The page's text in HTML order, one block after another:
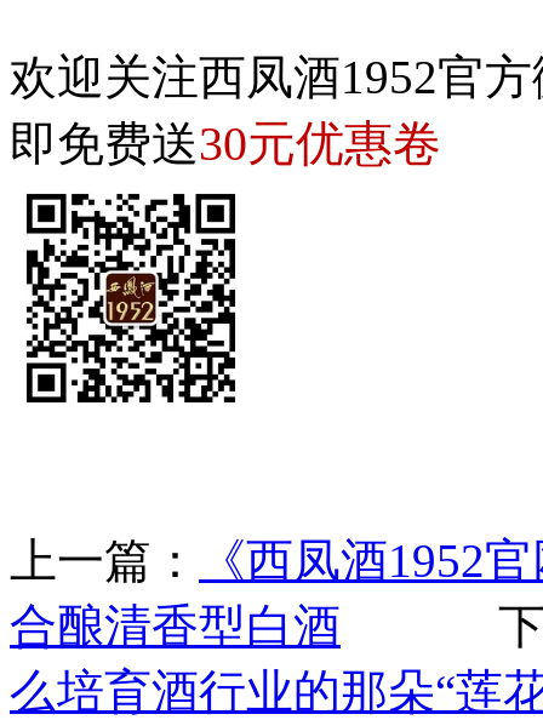
欢迎关注西凤酒1952官
即免费送30元优惠卷
上一篇：
《西凤酒1952
合酿清香型白酒 下一
么培育酒行业的那朵“莲